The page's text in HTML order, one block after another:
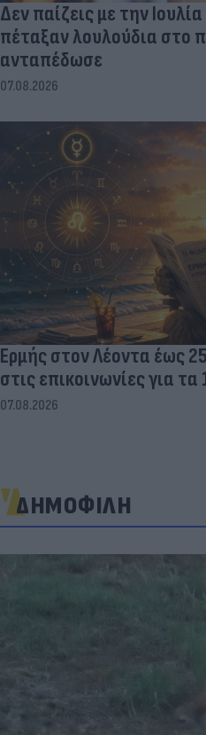
Δεν παίζεις με την
πέταξαν λουλούδια στο
ανταπέδωσε
07.08.2026
Ερμής στον Λέοντα έως
στις επικοινωνίες για
07.08.2026
ΔΗΜΟΦΙΛΗ